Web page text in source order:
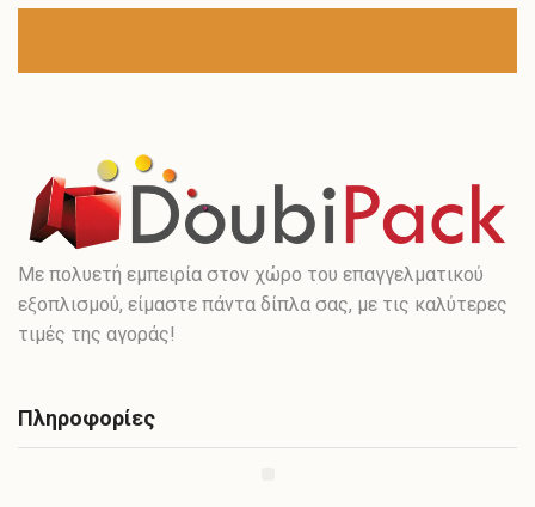
Με πολυετή εμπειρία στον χώρο του επαγγελματικού
εξοπλισμού, είμαστε πάντα δίπλα σας, με τις καλύτερες
τιμές της αγοράς!
Πληροφορίες